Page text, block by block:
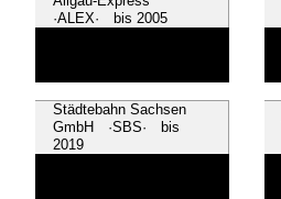
·ALEX· bis 2005
Städtebahn Sachsen
GmbH ·SBS· bis
2019